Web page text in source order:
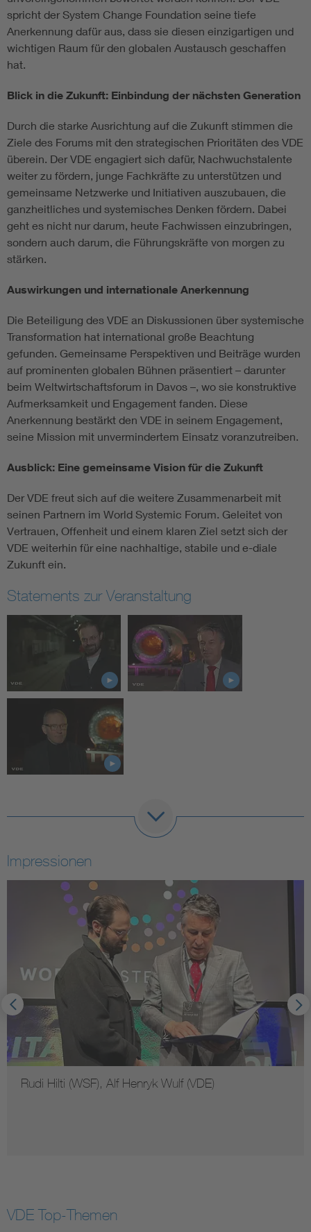
spricht der System Change Foundation seine tiefe
Anerkennung dafür aus, dass sie diesen einzigartigen und
wichtigen Raum für den globalen Austausch geschaffen
hat.
Blick in die Zukunft: Einbindung der nächsten Generation
Durch die starke Ausrichtung auf die Zukunft stimmen die
Ziele des Forums mit den strategischen Prioritäten des VDE
überein. Der VDE engagiert sich dafür, Nachwuchstalente
weiter zu fördern, junge Fachkräfte zu unterstützen und
gemeinsame Netzwerke und Initiativen auszubauen, die
ganzheitliches und systemisches Denken fördern. Dabei
geht es nicht nur darum, heute Fachwissen einzubringen,
sondern auch darum, die Führungskräfte von morgen zu
stärken.
Auswirkungen und internationale Anerkennung
Die Beteiligung des VDE an Diskussionen über systemische
Transformation hat international große Beachtung
gefunden. Gemeinsame Perspektiven und Beiträge wurden
auf prominenten globalen Bühnen präsentiert – darunter
beim Weltwirtschaftsforum in Davos –, wo sie konstruktive
Aufmerksamkeit und Engagement fanden. Diese
Anerkennung bestärkt den VDE in seinem Engagement,
seine Mission mit unvermindertem Einsatz voranzutreiben.
Ausblick: Eine gemeinsame Vision für die Zukunft
Der VDE freut sich auf die weitere Zusammenarbeit mit
seinen Partnern im World Systemic Forum. Geleitet von
Vertrauen, Offenheit und einem klaren Ziel setzt sich der
VDE weiterhin für eine nachhaltige, stabile und e-diale
Zukunft ein.
Statements zur Veranstaltung
Impressionen
Rudi Hilti (WSF), Alf Henryk Wulf (VDE)
VDE Top-Themen